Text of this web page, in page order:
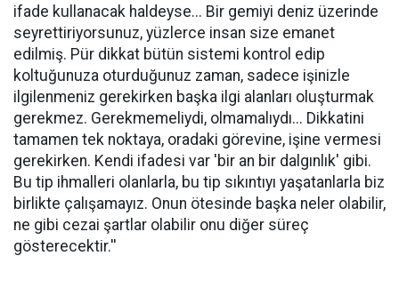
ifade kullanacak haldeyse... Bir gemiyi deniz üzerinde
seyrettiriyorsunuz, yüzlerce insan size emanet
edilmiş. Pür dikkat bütün sistemi kontrol edip
koltuğunuza oturduğunuz zaman, sadece işinizle
ilgilenmeniz gerekirken başka ilgi alanları oluşturmak
gerekmez. Gerekmemeliydi, olmamalıydı... Dikkatini
tamamen tek noktaya, oradaki görevine, işine vermesi
gerekirken. Kendi ifadesi var 'bir an bir dalgınlık' gibi.
Bu tip ihmalleri olanlarla, bu tip sıkıntıyı yaşatanlarla biz
birlikte çalışamayız. Onun ötesinde başka neler olabilir,
ne gibi cezai şartlar olabilir onu diğer süreç
gösterecektir.''